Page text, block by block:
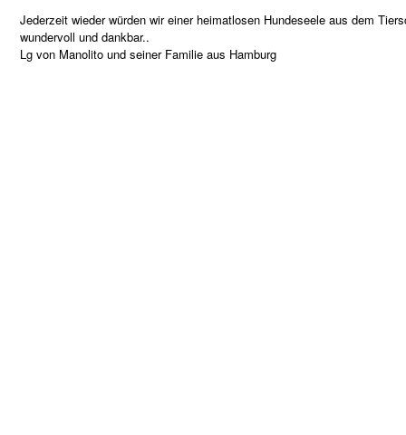
Jederzeit wieder würden wir einer heimatlosen Hundeseele aus dem
wundervoll und dankbar..
Lg von Manolito und seiner Familie aus Hamburg